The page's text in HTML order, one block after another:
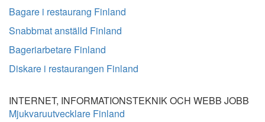
Bagare i restaurang Finland
Snabbmat anställd Finland
Bageriarbetare Finland
Diskare i restaurangen Finland
INTERNET, INFORMATIONSTEKNIK OCH WEBB JOBB
Mjukvaruutvecklare Finland